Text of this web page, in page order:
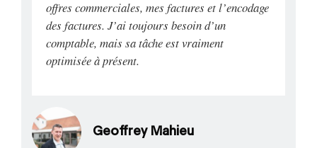
offres commerciales, mes factures et l’encodage
des factures. J’ai toujours besoin d’un
comptable, mais sa tâche est vraiment
optimisée à présent.
Geoffrey Mahieu